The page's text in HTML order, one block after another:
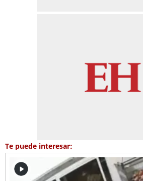
Te puede interesar: